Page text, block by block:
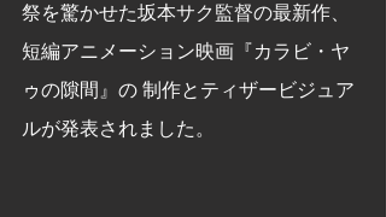
祭を驚かせた坂本サク監督の最新作、
短編アニメーション映画『カラビ・ヤ
ゥの隙間』の 制作とティザービジュア
ルが発表されました。